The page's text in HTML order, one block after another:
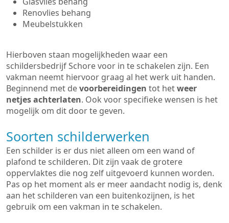
Renovlies behang
Meubelstukken
Hierboven staan mogelijkheden waar een
schildersbedrijf Schore voor in te schakelen zijn. Een
vakman neemt hiervoor graag al het werk uit handen.
Beginnend met devoorbereidingen tot hetweer
netjes achterlaten. Ook voor specifieke wensen is het
mogelijk om dit door te geven.
Soorten schilderwerken
Een schilder is er dus niet alleen om een wand of
plafond te schilderen. Dit zijn vaak de grotere
oppervlaktes die nog zelf uitgevoerd kunnen worden.
Pas op het moment als er meer aandacht nodig is, denk
aan het schilderen van een buitenkozijnen, is het
gebruik om een vakman in te schakelen.